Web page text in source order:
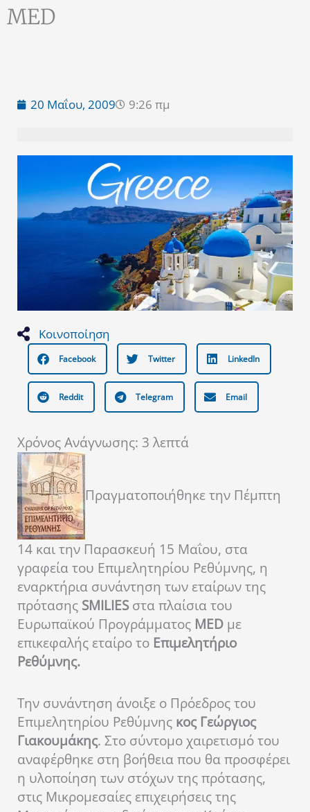
MED
20 Μαΐου, 2009 9:26 πμ
Κοινοποίηση
Facebook Twitter LinkedIn
Reddit Telegram Email
Χρόνος Ανάγνωσης: 3 λεπτά
Πραγματοποιήθηκε την Πέμπτη
14 και την Παρασκευή 15 Μαΐου, στα
γραφεία του Επιμελητηρίου Ρεθύμνης, η
εναρκτήρια συνάντηση των εταίρων της
πρότασης SMILIESστα πλαίσια του
Ευρωπαϊκού Προγράμματος MED με
επικεφαλής εταίρο το Επιμελητήριο
Ρεθύμνης.
Την συνάντηση άνοιξε ο Πρόεδρος του
Επιμελητηρίου Ρεθύμνης κος Γεώργιος
Γιακουμάκης. Στο σύντομο χαιρετισμό του
αναφέρθηκε στη βοήθεια που θα προσφέρει
η υλοποίηση των στόχων της πρότασης,
στις Μικρομεσαίες επιχειρήσεις της